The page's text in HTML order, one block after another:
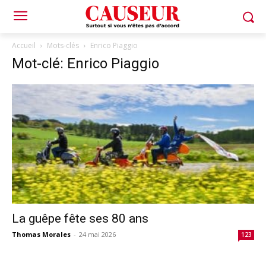
Accueil Mots-clés Enrico Piaggio
Mot-clé: Enrico Piaggio
La guêpe fête ses 80 ans
Thomas Morales - 24 mai 2026 123